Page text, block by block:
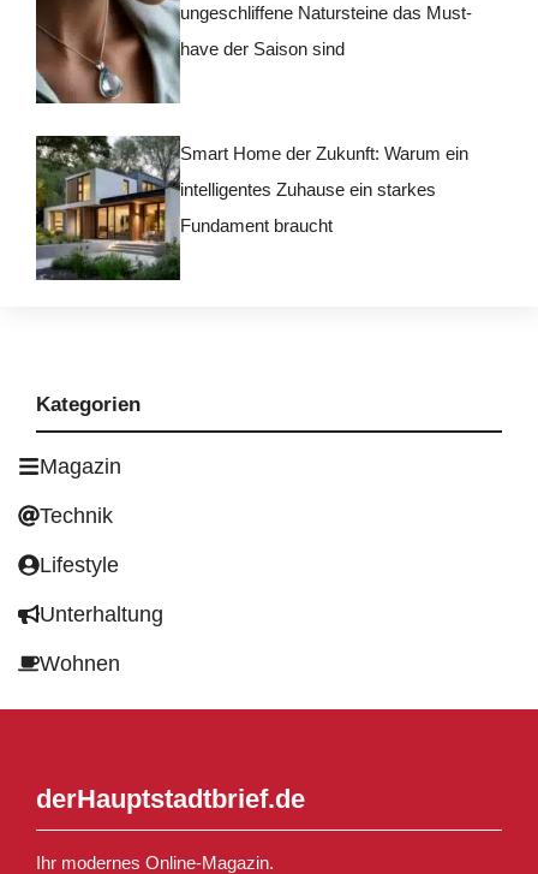
ungeschliffene Natursteine das Must-
have der Saison sind
Smart Home der Zukunft: Warum ein
intelligentes Zuhause ein starkes
Fundament braucht
Kategorien
Magazin
Technik
Lifestyle
Unterhaltung
Wohnen
derHauptstadtbrief.de
Ihr modernes Online-Magazin.